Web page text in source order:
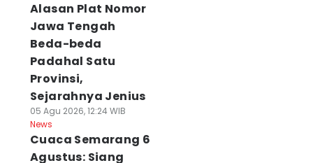
Alasan Plat Nomor
Jawa Tengah
Beda-beda
Padahal Satu
Provinsi,
Sejarahnya Jenius
05 Agu 2026, 12:24 WIB
News
Cuaca Semarang 6
Agustus: Siang